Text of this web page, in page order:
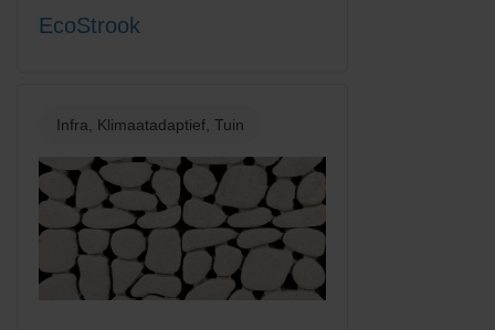
EcoStrook
Infra, Klimaatadaptief, Tuin